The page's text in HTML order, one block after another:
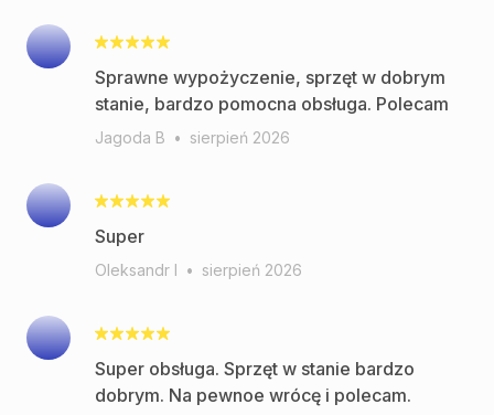
Sprawne wypożyczenie, sprzęt w dobrym
stanie, bardzo pomocna obsługa. Polecam
Jagoda B • sierpień 2026
Super
Oleksandr I • sierpień 2026
Super obsługa. Sprzęt w stanie bardzo
dobrym. Na pewnoe wrócę i polecam.